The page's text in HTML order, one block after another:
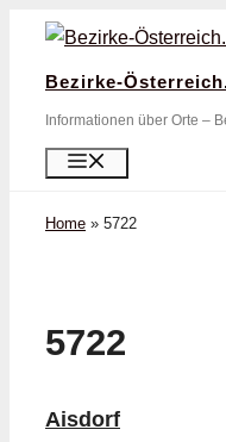
Zum
springen
Bezirke-
Informationen über Orte –
Home » 5722
5722
Aisdorf